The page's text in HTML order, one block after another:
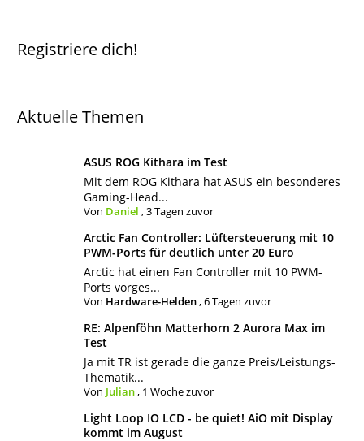
Registriere dich!
Aktuelle Themen
ASUS ROG Kithara im Test
Mit dem ROG Kithara hat ASUS ein besonderes
Gaming-Head...
Von Daniel ,3 Tagen zuvor
Arctic Fan Controller: Lüftersteuerung mit 10
PWM-Ports für deutlich unter 20 Euro
Arctic hat einen Fan Controller mit 10 PWM-
Ports vorges...
Von Hardware-Helden,6 Tagen zuvor
RE: Alpenföhn Matterhorn 2 Aurora Max im
Test
Ja mit TR ist gerade die ganze Preis/Leistungs-
Thematik...
Von Julian, 1 Woche zuvor
Light Loop IO LCD - be quiet! AiO mit Display
kommt im August